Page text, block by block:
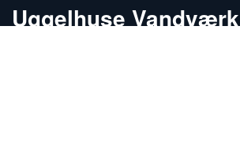
Uggelhuse Vandværk